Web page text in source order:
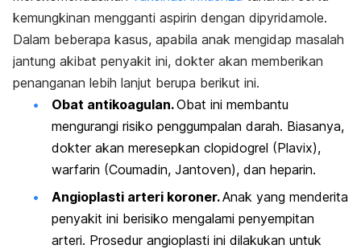
kemungkinan mengganti aspirin dengan dipyridamole.
Dalam beberapa kasus, apabila anak mengidap masalah
jantung akibat penyakit ini, dokter akan memberikan
penanganan lebih lanjut berupa berikut ini.
Obat antikoagulan.Obat ini membantu
mengurangi risiko penggumpalan darah. Biasanya,
dokter akan meresepkan clopidogrel (Plavix),
warfarin (Coumadin, Jantoven), dan heparin.
Angioplasti arteri koroner.Anak yang menderita
penyakit ini berisiko mengalami penyempitan
arteri. Prosedur angioplasti ini dilakukan untuk